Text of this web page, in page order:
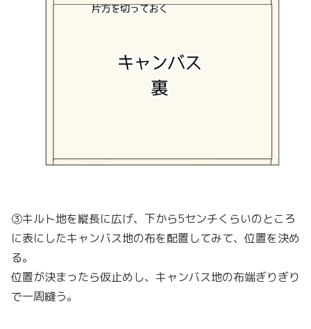
③キルト地を縦長に広げ、下から5センチくらいのところ
に表にしたキャンバス地の布を配置してみて、位置を決め
る。
位置が決まったら仮止めし、キャンバス地の布端ぎりぎり
で一周縫う。